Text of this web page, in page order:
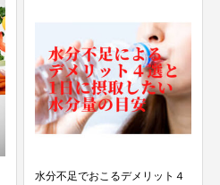
水分不足でおこるデメリット４